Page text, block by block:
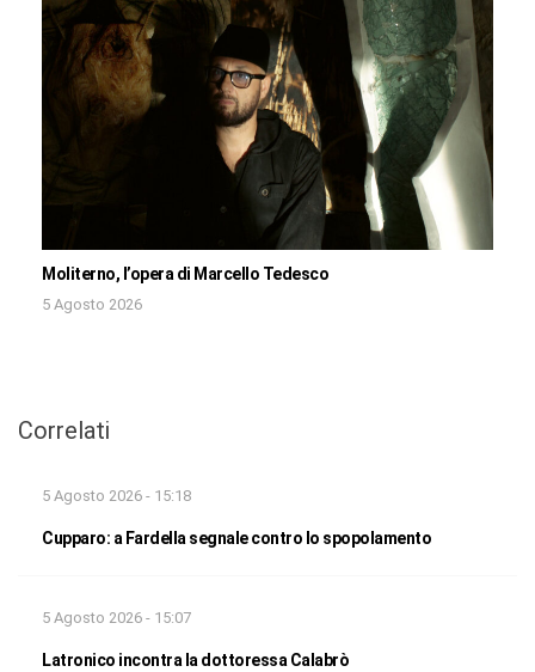
Moliterno, l’opera di Marcello Tedesco
5 Agosto 2026
Correlati
5 Agosto 2026 - 15:18
Cupparo: a Fardella segnale contro lo spopolamento
5 Agosto 2026 - 15:07
Latronico incontra la dottoressa Calabrò